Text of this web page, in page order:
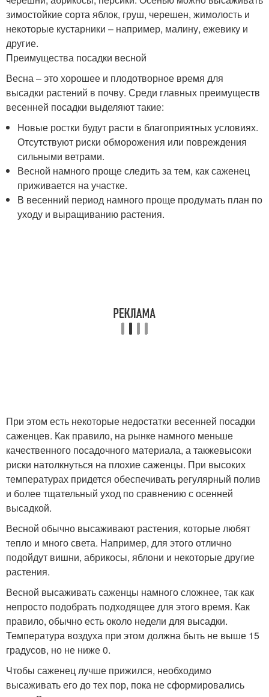
зимостойкие сорта яблок, груш, черешен, жимолость и
некоторые кустарники – например, малину, ежевику и
другие.
Преимущества посадки весной
Весна – это хорошее и плодотворное время для
высадки растений в почву. Среди главных преимуществ
весенней посадки выделяют такие:
Новые ростки будут расти в благоприятных условиях.
Отсутствуют риски обморожения или повреждения
сильными ветрами.
Весной намного проще следить за тем, как саженец
приживается на участке.
В весенний период намного проще продумать план по
уходу и выращиванию растения.
При этом есть некоторые недостатки весенней посадки
саженцев. Как правило, на рынке намного меньше
качественного посадочного материала, а такжевысоки
риски натолкнуться на плохие саженцы. При высоких
температурах придется обеспечивать регулярный полив
и более тщательный уход по сравнению с осенней
высадкой.
Весной обычно высаживают растения, которые любят
тепло и много света. Например, для этого отлично
подойдут вишни, абрикосы, яблони и некоторые другие
растения.
Весной высаживать саженцы намного сложнее, так как
непросто подобрать подходящее для этого время. Как
правило, обычно есть около недели для высадки.
Температура воздуха при этом должна быть не выше 15
градусов, но не ниже 0.
Чтобы саженец лучше прижился, необходимо
высаживать его до тех пор, пока не сформировались